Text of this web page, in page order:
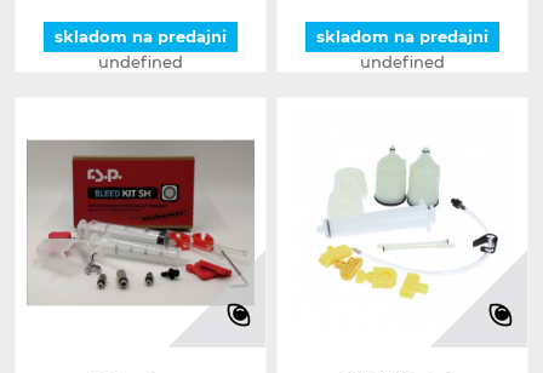
skladom na predajni
undefined
skladom na predajni
undefined